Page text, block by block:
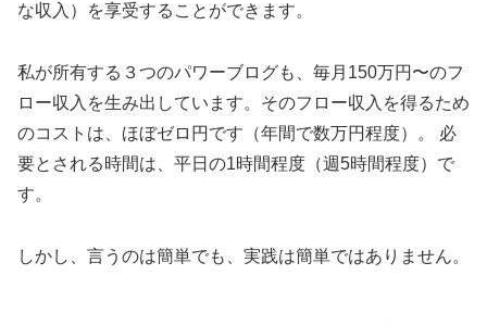
な収入）を享受することができます。
私が所有する３つのパワーブログも、毎月150万円〜のフ
ロー収入を生み出しています。そのフロー収入を得るため
のコストは、ほぼゼロ円です（年間で数万円程度）。 必
要とされる時間は、平日の1時間程度（週5時間程度）で
す。
しかし、言うのは簡単でも、実践は簡単ではありません。